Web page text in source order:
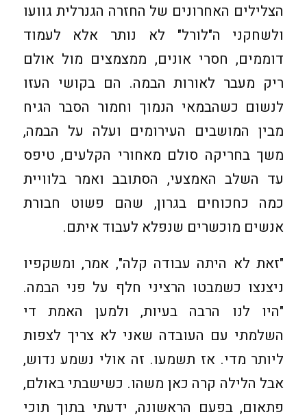
הצלילים האחרונים של החזרה הגנרלית גוועו
ולשחקני ה"לורל" לא נותר אלא לעמוד
דוממים, חסרי אונים, ממצמצים מול אולם
ריק מעבר לאורות הבמה. הם בקושי העזו
לנשום כשהבמאי הנמוך וחמור הסבר הגיח
מבין המושבים העירומים ועלה על הבמה,
משך בחריקה סולם מאחורי הקלעים, טיפס
עד השלב האמצעי, הסתובב ואמר בלוויית
כמה כחכוחים בגרון, שהם פשוט חבורת
אנשים מוכשרים שנפלא לעבוד איתם.
"זאת לא היתה עבודה קלה", אמר, ומשקפיו
ניצנצו כשמבטו הרציני חלף על פני הבמה.
"היו לנו הרבה בעיות, ולמען האמת די
השלמתי עם העובדה שאני לא צריך לצפות
ליותר מדי. אז תשמעו. זה אולי נשמע נדוש,
אבל הלילה קרה כאן משהו. כשישבתי באולם,
פתאום, בפעם הראשונה, ידעתי בתוך תוכי